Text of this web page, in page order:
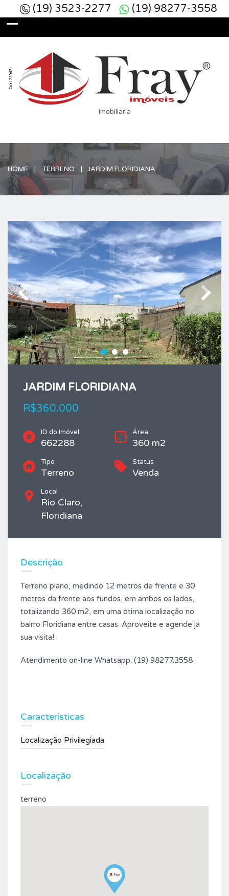
(19) 98277-3558
(19) 3523-2277
Imobiliária
HOME TERRENO JARDIM FLORIDIANA
JARDIM FLORIDIANA
R$360.000
ID do Imóvel
662288
Área
360 m2
Tipo
Terreno
Status
Venda
Local
Rio Claro,
Floridiana
Descrição
Terreno plano, medindo 12 metros de frente e 30
metros da frente aos fundos, em ambos os lados,
totalizando 360 m2, em uma ótima localização no
bairro Floridiana entre casas. Aproveite e agende já
sua visita!
Atendimento on-line Whatsapp: (19) 98277.3558
Características
Localização Privilegiada
Localização
terreno